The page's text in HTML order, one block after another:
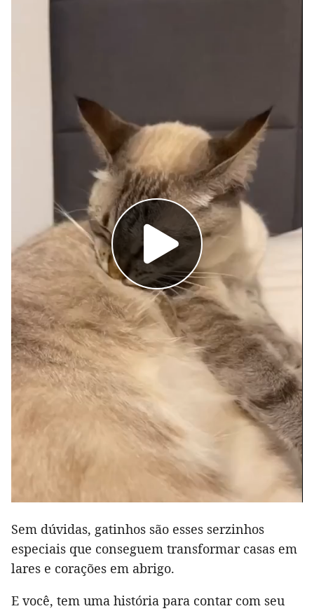
Sem dúvidas, gatinhos são esses serzinhos
especiais que conseguem transformar casas em
lares e corações em abrigo.
E você, tem uma história para contar com seu